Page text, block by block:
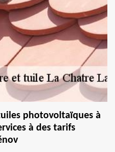
photovoltaïques à
à des tarifs